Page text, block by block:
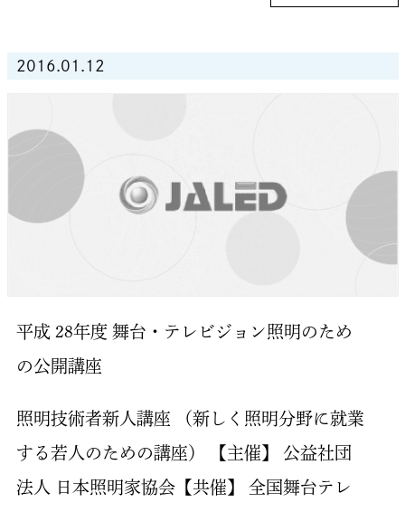
2016.01.12
平成 28年度 舞台・テレビジョン照明のため
の公開講座
照明技術者新人講座 （新しく照明分野に就業
する若人のための講座） 【主催】 公益社団
法人 日本照明家協会【共催】 全国舞台テレ